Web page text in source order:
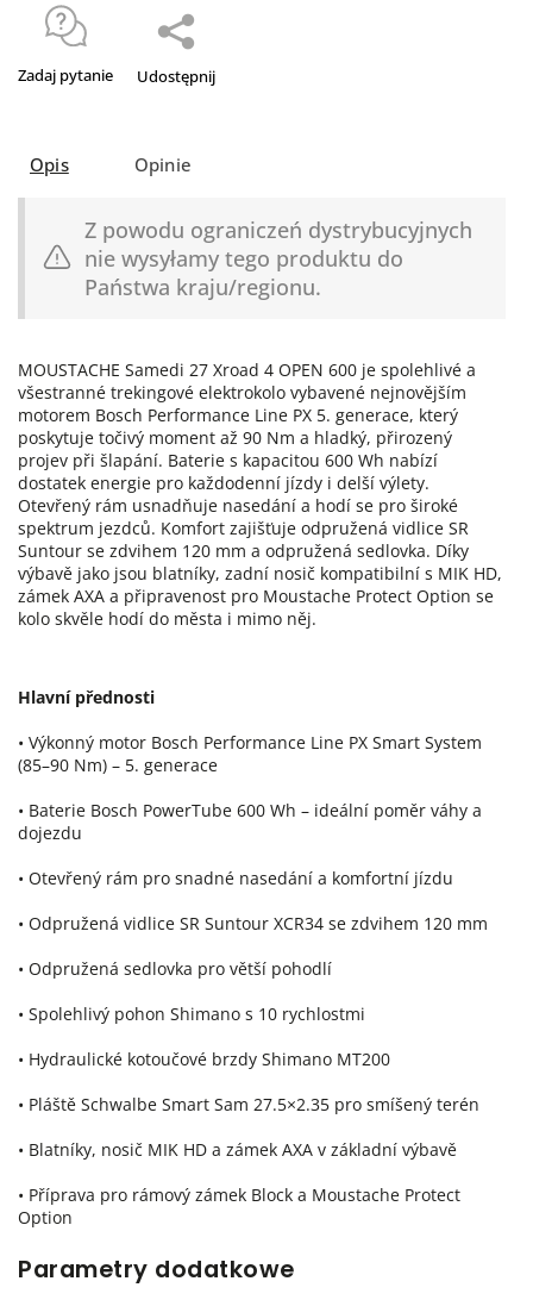
Zadaj pytanie Udostępnij
Opis Opinie
Z powodu ograniczeń dystrybucyjnych
nie wysyłamy tego produktu do
Państwa kraju/regionu.
MOUSTACHE Samedi 27 Xroad 4 OPEN 600 je spolehlivé a
všestranné trekingové elektrokolo vybavené nejnovějším
motorem Bosch Performance Line PX 5. generace, který
poskytuje točivý moment až 90 Nm a hladký, přirozený
projev při šlapání. Baterie s kapacitou 600 Wh nabízí
dostatek energie pro každodenní jízdy i delší výlety.
Otevřený rám usnadňuje nasedání a hodí se pro široké
spektrum jezdců. Komfort zajišťuje odpružená vidlice SR
Suntour se zdvihem 120 mm a odpružená sedlovka. Díky
výbavě jako jsou blatníky, zadní nosič kompatibilní s MIK HD,
zámek AXA a připravenost pro Moustache Protect Option se
kolo skvěle hodí do města i mimo něj.
Hlavní přednosti
• Výkonný motor Bosch Performance Line PX Smart System
(85–90 Nm) – 5. generace
• Baterie Bosch PowerTube 600 Wh – ideální poměr váhy a
dojezdu
• Otevřený rám pro snadné nasedání a komfortní jízdu
• Odpružená vidlice SR Suntour XCR34 se zdvihem 120 mm
• Odpružená sedlovka pro větší pohodlí
• Spolehlivý pohon Shimano s 10 rychlostmi
• Hydraulické kotoučové brzdy Shimano MT200
• Pláště Schwalbe Smart Sam 27.5×2.35 pro smíšený terén
• Blatníky, nosič MIK HD a zámek AXA v základní výbavě
• Příprava pro rámový zámek Block a Moustache Protect
Option
Parametry dodatkowe